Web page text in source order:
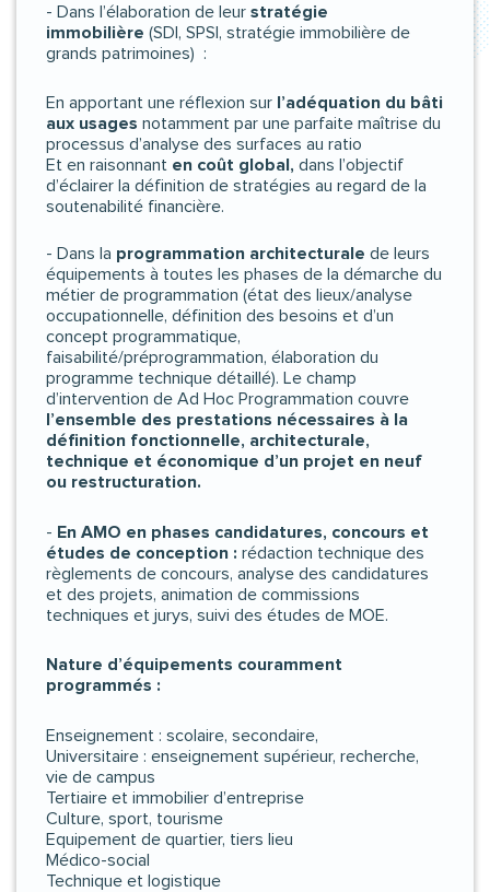
- Dans l’élaboration de leur stratégie
immobilière (SDI, SPSI, stratégie immobilière de
grands patrimoines) :
En apportant une réflexion sur l’adéquation du bâti
aux usages notamment par une parfaite maîtrise du
processus d’analyse des surfaces au ratio
Et en raisonnant en coût global, dans l’objectif
d’éclairer la définition de stratégies au regard de la
soutenabilité financière.
- Dans la programmation architecturale de leurs
équipements à toutes les phases de la démarche du
métier de programmation (état des lieux/analyse
occupationnelle, définition des besoins et d’un
concept programmatique,
faisabilité/préprogrammation, élaboration du
programme technique détaillé). Le champ
d’intervention de Ad Hoc Programmation couvre
l’ensemble des prestations nécessaires à la
définition fonctionnelle, architecturale,
technique et économique d’un projet en neuf
ou restructuration.
- En AMO en phases candidatures, concours et
études de conception : rédaction technique des
règlements de concours, analyse des candidatures
et des projets, animation de commissions
techniques et jurys, suivi des études de MOE.
Nature d’équipements couramment
programmés :
Enseignement : scolaire, secondaire,
Universitaire : enseignement supérieur, recherche,
vie de campus
Tertiaire et immobilier d’entreprise
Culture, sport, tourisme
Equipement de quartier, tiers lieu
Médico-social
Technique et logistique